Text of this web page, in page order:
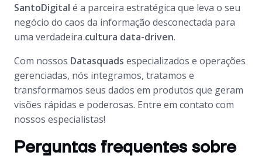
SantoDigital é a parceira estratégica que leva o seu
negócio do caos da informação desconectada para
uma verdadeira cultura data-driven.
Com nossos Datasquads especializados e operações
gerenciadas, nós integramos, tratamos e
transformamos seus dados em produtos que geram
visões rápidas e poderosas. Entre em contato com
nossos especialistas!
Perguntas frequentes sobre